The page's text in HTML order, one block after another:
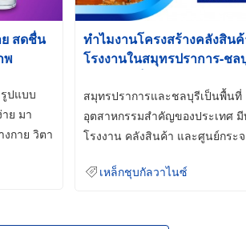
สดชื่น
พ
ปแบบ
ย มา
กาย วิตา
ทำไมงานโครงสร้างคลังสิน
โรงงานในสมุทรปราการ-ชล
Galvanized)
สมุทรปราการและชลบุรีเป็นพื้นที่
อุตสาหกรรมสำคัญของประเทศ มี
โรงงาน คลังสินค้า และศูนย์กระ
เหล็กชุบกัลวาไนซ์